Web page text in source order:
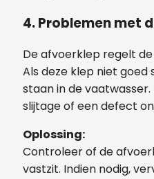
4. Problemen met
De afvoerklep regelt
Als deze klep niet goed
staan in de
slijtage of een defect
Oplossing:
Controleer of de
vastzit. Indien nodig,